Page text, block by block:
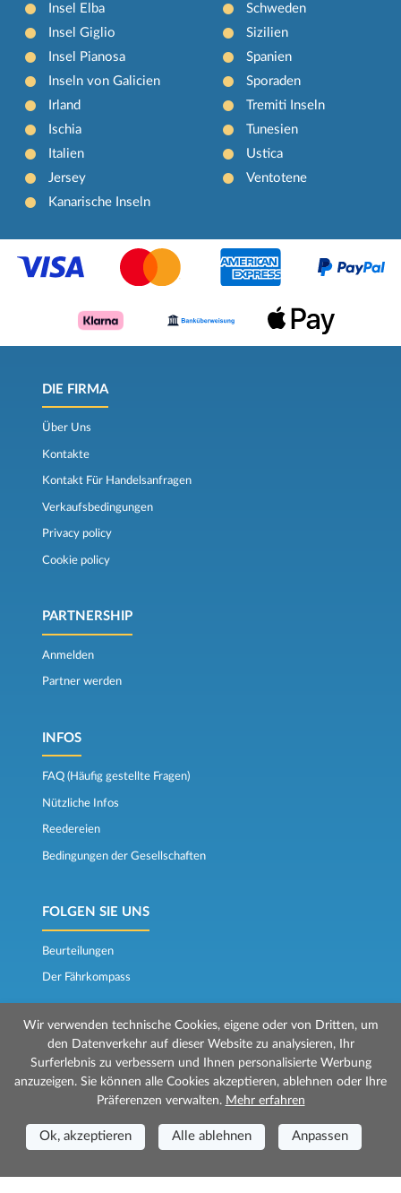
Insel Elba
Insel Giglio
Insel Pianosa
Inseln von Galicien
Irland
Ischia
Italien
Jersey
Kanarische Inseln
Schweden
Sizilien
Spanien
Sporaden
Tremiti Inseln
Tunesien
Ustica
Ventotene
DIE FIRMA
Über Uns
Kontakte
Kontakt Für Handelsanfragen
Verkaufsbedingungen
Privacy policy
Cookie policy
PARTNERSHIP
Anmelden
Partner werden
INFOS
FAQ (Häufig gestellte Fragen)
Nützliche Infos
Reedereien
Bedingungen der Gesellschaften
FOLGEN SIE UNS
Beurteilungen
Der Fährkompass
© 2026 Mr Ferry wird von Prenotazioni24 s.r.l. verwaltet
Geschäftssitz: Via Bonistallo, 50b - 50053 Empoli (FI)
Betriebsstätte: Via Casa del Duca, 1 - 57037 Portoferraio (LI)
P.IVA/C.F./Iscr. Reg. Imp. CCIAA Liv. 01512130491 | Nr. REA CCIA FI - 699553
Fideiussione N° 026004
Wir verwenden technische Cookies, eigene oder von Dritten, um
den Datenverkehr auf dieser Website zu analysieren, Ihr
Surferlebnis zu verbessern und Ihnen personalisierte Werbung
anzuzeigen. Sie können alle Cookies akzeptieren, ablehnen oder Ihre
Präferenzen verwalten. Mehr erfahren
Ok, akzeptieren Alle ablehnen Anpassen